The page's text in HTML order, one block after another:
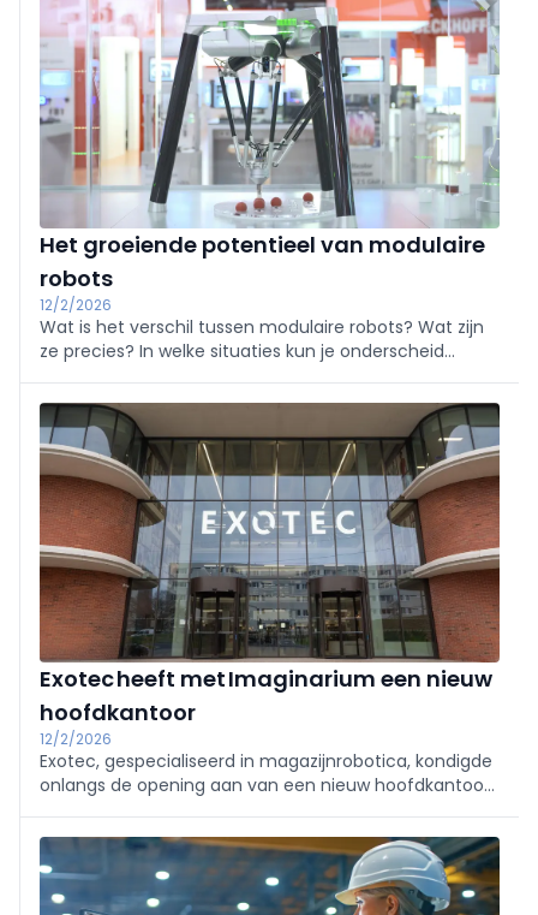
Het groeiende potentieel van modulaire
robots
12/2/2026
Wat is het verschil tussen modulaire robots? Wat zijn
ze precies? In welke situaties kun je onderscheid
ze een andere trend dan de cobot?
Exotec heeft met Imaginarium een nieuw
hoofdkantoor
12/2/2026
Exotec, gespecialiseerd in magazijnrobotica, kondigde
onlangs de opening aan van een nieuw hoofdkantoor.
Noord-Frankrijk, onderstreept Exotecs toewijding om
zijn technologieën in Europa te ontwerpen